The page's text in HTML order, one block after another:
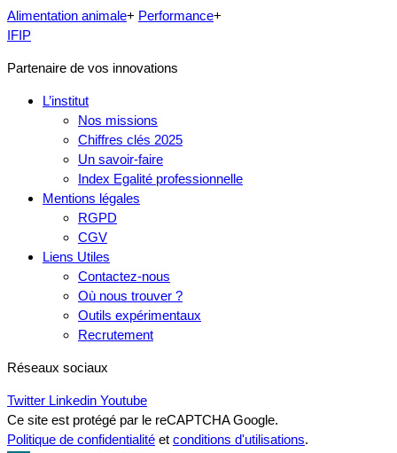
Alimentation animale+ Performance+
IFIP
Partenaire de vos innovations
L’institut
Nos missions
Chiffres clés 2025
Un savoir-faire
Index Egalité professionnelle
Mentions légales
RGPD
CGV
Liens Utiles
Contactez-nous
Où nous trouver ?
Outils expérimentaux
Recrutement
Réseaux sociaux
Twitter Linkedin Youtube
Ce site est protégé par le reCAPTCHA Google.
Politique de confidentialité et conditions d'utilisations.